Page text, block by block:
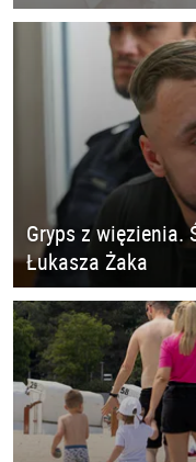
Gryps z więzienia.
Łukasza Żaka